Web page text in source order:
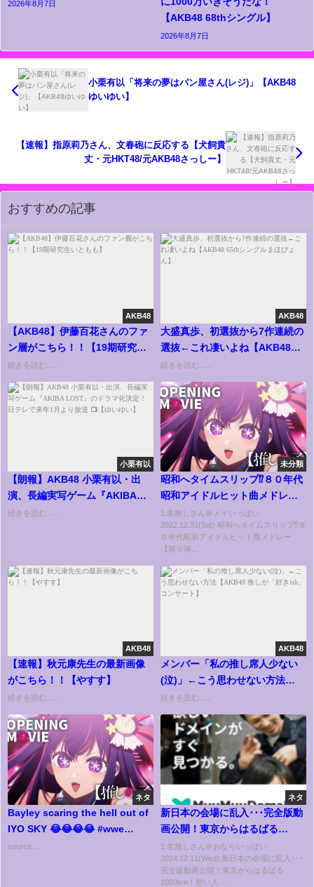
2026年8月7日
【AKB48 68thシングル】
2026年8月7日
小栗有以「将来の夢はパン屋さん(レジ)」【AKB48
ゆいゆい】
【速報】指原莉乃さん、文春砲に反応する【犬飼貴
丈・元HKT48/元AKB48さっしー】
おすすめの記事
AKB48
【AKB48】伊藤百花さんのファ
ン層がこちら！！【19期研究生
いともも】
続きを読む......
AKB48
大盛真歩、初選抜から7作連続の
選抜←これ凄いよね【AKB48
65thシングルまほぴょん】
続きを読む......
小栗有以
【朗報】AKB48 小栗有以・出
演、長編実写ゲーム『AKIBA
LOST』のドラマ化決定！ 日テ
続きを読む......
未分類
昭和へタイムスリップ⁉８０年代
昭和アイドルヒット曲メドレー
【第３弾】
1:名無しさん＠メイいっぱい
2022.12.31(Sat) 昭和へタイムスリップ⁉８
０年代昭和アイドルヒット曲メドレー
【第３弾...
AKB48
【速報】秋元康先生の最新画像
がこちら！！【やすす】
続きを読む......
AKB48
メンバー「私の推し席人少ない
(泣)」←こう思わせない方法
【AKB48 推しが「好きish」コ
ンサート】
続きを読む......
ネタ
Bayley scaring the hell out of
IYO SKY 😂😂😂😂 #wwe
#wrestling #bayley #iyosky
source...
ネタ
新日本の会場に乱入･･･完全版動
画公開！東京からはるばる
1000km！想い人・KENTAを振
り向かせる旅の記録！鶏飯＆鹿
児島ラーメン。1.1日本武道館大
1:名無しさん＠おならいっぱい
2024.12.11(Wed) 新日本の会場に乱入･･･
完全版動画公開！東京からはるばる
1000km！想い人・...